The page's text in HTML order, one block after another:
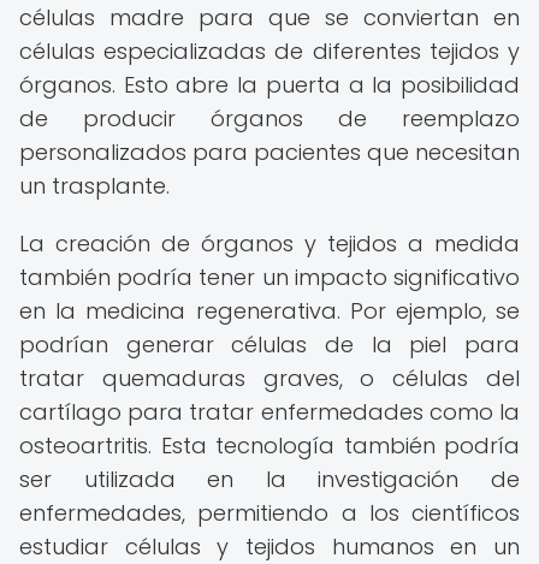
células madre para que se conviertan en
células especializadas de diferentes tejidos y
órganos. Esto abre la puerta a la posibilidad
de producir órganos de reemplazo
personalizados para pacientes que necesitan
un trasplante.
La creación de órganos y tejidos a medida
también podría tener un impacto significativo
en la medicina regenerativa. Por ejemplo, se
podrían generar células de la piel para
tratar quemaduras graves, o células del
cartílago para tratar enfermedades como la
osteoartritis. Esta tecnología también podría
ser utilizada en la investigación de
enfermedades, permitiendo a los científicos
estudiar células y tejidos humanos en un